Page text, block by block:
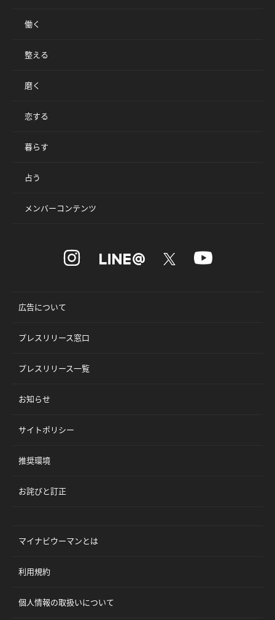
働く
整える
磨く
恋する
暮らす
占う
メンバーコンテンツ
広告について
プレスリリース窓口
プレスリリース一覧
お知らせ
サイトポリシー
推奨環境
お詫びと訂正
マイナビウーマンとは
利用規約
個人情報の取扱いについて